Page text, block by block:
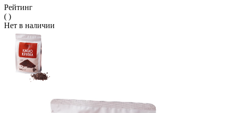
Рейтинг
( )
Нет в наличии